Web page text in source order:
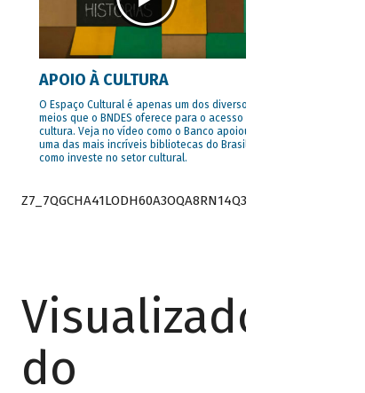
APOIO À CULTURA
O Espaço Cultural é apenas um dos diversos
meios que o BNDES oferece para o acesso à
cultura. Veja no vídeo como o Banco apoiou
uma das mais incríveis bibliotecas do Brasil e
como investe no setor cultural.
Z7_7QGCHA41LODH60A3OQA8RN14Q3
Visualizador
do